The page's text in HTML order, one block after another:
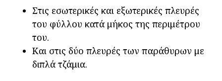
Στις εσωτερικές και εξωτερικές πλευρές
του φύλλου κατά μήκος της περιμέτρου
του.
Και στις δύο πλευρές των παράθυρων με
διπλά τζάμια.